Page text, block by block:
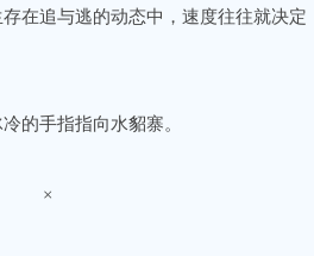
在追与逃的动态中，速度往往就决定
的手指指向水貂寨。